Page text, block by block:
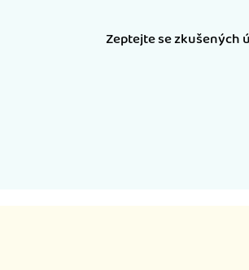
Zeptejte se zkušených